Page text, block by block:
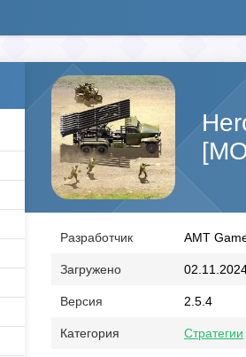
Разработчик AMT
Загружено
Версия 2.5.4
Категория Стратегии